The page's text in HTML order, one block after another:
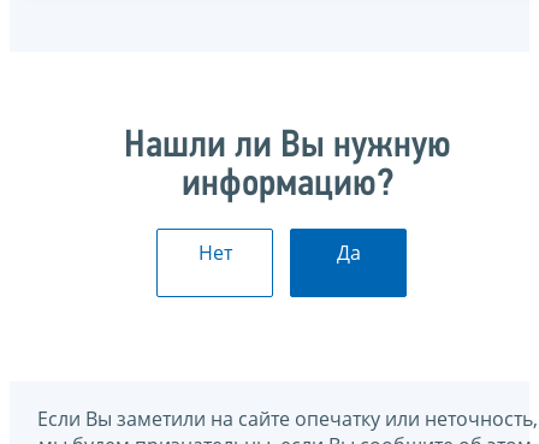
Нашли ли Вы нужную
информацию?
Нет Да
Если Вы заметили на сайте опечатку или неточность,